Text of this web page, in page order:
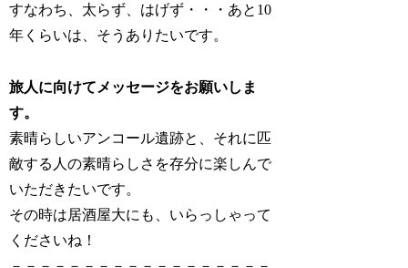
すなわち、太らず、はげず・・・あと10
年くらいは、そうありたいです。
旅人に向けてメッセージをお願いしま
す。
素晴らしいアンコール遺跡と、それに匹
敵する人の素晴らしさを存分に楽しんで
いただきたいです。
その時は居酒屋大にも、いらっしゃって
くださいね！